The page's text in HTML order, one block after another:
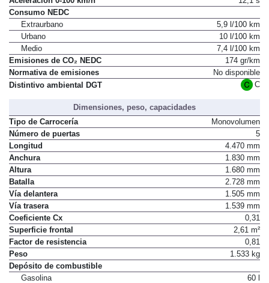
Consumo NEDC
Extraurbano
5,9 l/100 km
Urbano
10 l/100 km
Medio
7,4 l/100 km
Emisiones de CO₂ NEDC
174 gr/km
Normativa de emisiones
No disponible
Distintivo ambiental DGT
C
Dimensiones, peso, capacidades
Tipo de Carrocería
Monovolumen
Número de puertas
5
Longitud
4.470 mm
Anchura
1.830 mm
Altura
1.680 mm
Batalla
2.728 mm
Vía delantera
1.505 mm
Vía trasera
1.539 mm
Coeficiente Cx
0,31
Superficie frontal
2,61 m²
Factor de resistencia
0,81
Peso
1.533 kg
Depósito de combustible
Gasolina
60 l